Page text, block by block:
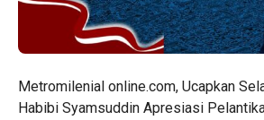
Metromilenial online.com, Ucapkan
Habibi Syamsuddin Apresiasi